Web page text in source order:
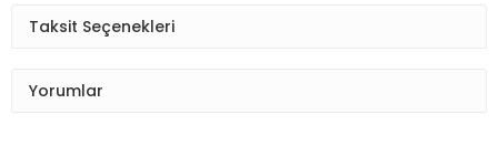
Taksit Seçenekleri
Yorumlar